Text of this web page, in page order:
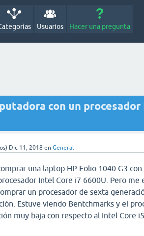
Usuarios Hacer una pregunta
con un
Dic 11, 2018 en General
una laptop HP Folio 1040 G3 con
Intel Core i7 6600U. Pero me
un procesador de sexta
Estuve viendo Bentchmarks y el
muy baja con respecto al Intel Core